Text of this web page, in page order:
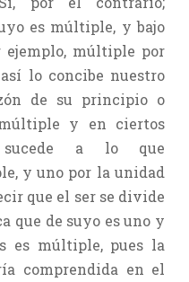
es múltiple, y bajo
ejemplo, múltiple por
lo concibe nuestro
de su principio o
y en ciertos
sucede a lo que
y uno por la unidad
que el ser se divide
que de suyo es uno y
es múltiple, pues la
comprendida en el